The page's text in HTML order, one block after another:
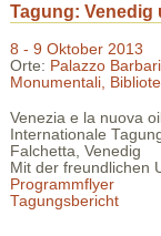
Tagung: Venedig
8 - 9 Oktober 2013
Orte: Palazzo
Monumentali,
Venezia e la nuova
Internationale
Falchetta, Venedig
Mit der freundlichen
Programmflyer
Tagungsbericht